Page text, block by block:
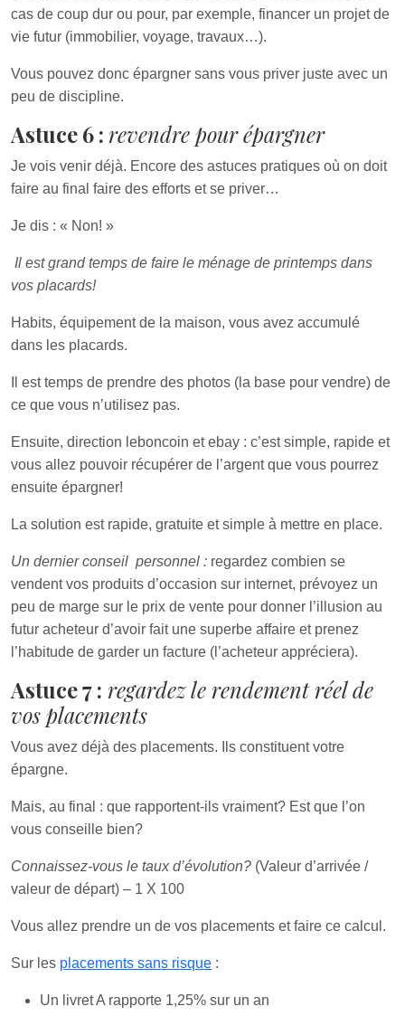
cas de coup dur ou pour, par exemple, financer un projet de
vie futur (immobilier, voyage, travaux…).
Vous pouvez donc épargner sans vous priver juste avec un
peu de discipline.
Astuce 6 : revendre pour épargner
Je vois venir déjà. Encore des astuces pratiques où on doit
faire au final faire des efforts et se priver…
Je dis : « Non! »
Il est grand temps de faire le ménage de printemps dans
vos placards!
Habits, équipement de la maison, vous avez accumulé
dans les placards.
Il est temps de prendre des photos (la base pour vendre) de
ce que vous n’utilisez pas.
Ensuite, direction leboncoin et ebay : c’est simple, rapide et
vous allez pouvoir récupérer de l’argent que vous pourrez
ensuite épargner!
La solution est rapide, gratuite et simple à mettre en place.
Un dernier conseil personnel : regardez combien se
vendent vos produits d’occasion sur internet, prévoyez un
peu de marge sur le prix de vente pour donner l’illusion au
futur acheteur d’avoir fait une superbe affaire et prenez
l’habitude de garder un facture (l’acheteur appréciera).
Astuce 7 : regardez le rendement réel de
vos placements
Vous avez déjà des placements. Ils constituent votre
épargne.
Mais, au final : que rapportent-ils vraiment? Est que l’on
vous conseille bien?
Connaissez-vous le taux d’évolution? (Valeur d’arrivée /
valeur de départ) – 1 X 100
Vous allez prendre un de vos placements et faire ce calcul.
Sur les placements sans risque :
Un livret A rapporte 1,25% sur un an